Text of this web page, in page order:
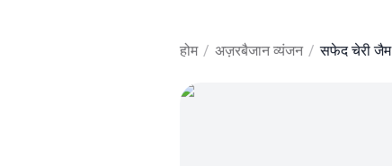
होम / अज़रबैजान व्यंजन / सफेद चेरी जैम